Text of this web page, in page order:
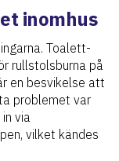
inomhus
Toalett-
rullstolsburna på
en besvikelse att
problemet var
via
vilket kändes